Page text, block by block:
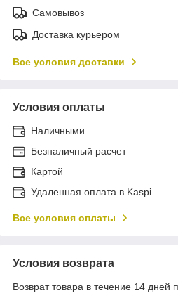
Самовывоз
Доставка курьером
Все условия доставки
Условия оплаты
Наличными
Безналичный расчет
Картой
Удаленная оплата в Kaspi
Все условия оплаты
Условия возврата
Возврат товара в течение 14 дней